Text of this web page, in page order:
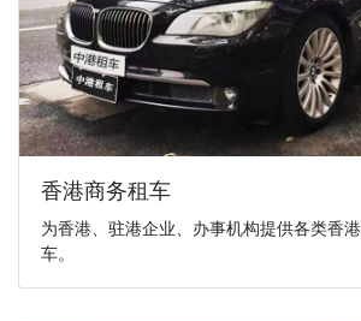
香港商务租车
为香港、驻港企业、办事机构提供各类香
车。